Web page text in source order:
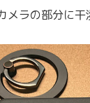
ラの部分に干